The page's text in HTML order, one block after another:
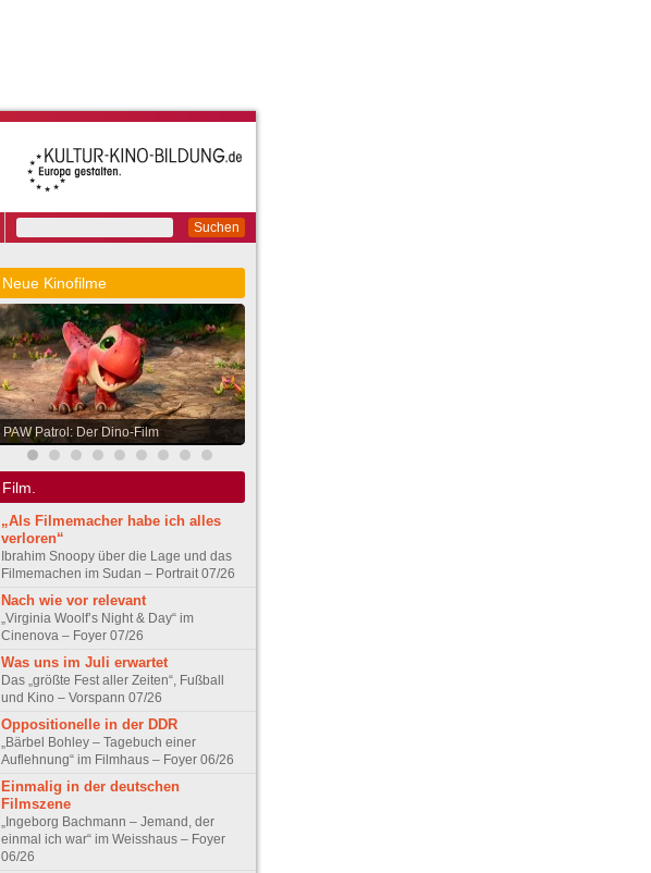
Suchen
Neue Kinofilme
PAW Patrol: Der Dino-Film
Film.
„Als Filmemacher habe ich alles
verloren“
Ibrahim Snoopy über die Lage und das
Filmemachen im Sudan – Portrait 07/26
Nach wie vor relevant
„Virginia Woolf’s Night & Day“ im
Cinenova – Foyer 07/26
Was uns im Juli erwartet
Das „größte Fest aller Zeiten“, Fußball
und Kino – Vorspann 07/26
Oppositionelle in der DDR
„Bärbel Bohley – Tagebuch einer
Auflehnung“ im Filmhaus – Foyer 06/26
Einmalig in der deutschen
Filmszene
„Ingeborg Bachmann – Jemand, der
einmal ich war“ im Weisshaus – Foyer
06/26